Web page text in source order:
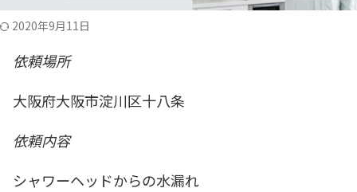
2020年9月11日
依頼場所
大阪府大阪市淀川区十八条
依頼内容
シャワーヘッドからの水漏れ